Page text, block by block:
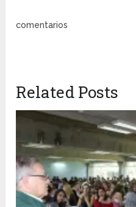
comentarios
Related Posts